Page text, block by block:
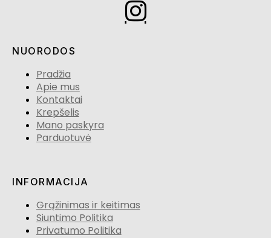
NUORODOS
Pradžia
Apie mus
Kontaktai
Krepšelis
Mano paskyra
Parduotuvė
INFORMACIJA
Grąžinimas ir keitimas
Siuntimo Politika
Privatumo Politika